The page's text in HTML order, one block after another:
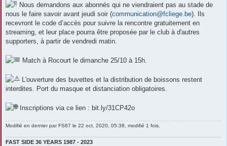
Nous demandons aux abonnés qui ne viendraient pas au stade de
nous le faire savoir avant jeudi soir (communication@fcliege.be). Ils
recevront le code d’accès pour suivre la rencontre gratuitement en
streaming, et leur place pourra être proposée par le club à d'autres
supporters, à partir de vendredi matin.
Match à Rocourt le dimanche 25/10 à 15h.
L'ouverture des buvettes et la distribution de boissons restent
interdites. Port du masque et distanciation obligatoires.
Inscriptions via ce lien : bit.ly/31CP42o
Modifié en dernier parFS87 le 22 oct. 2020, 05:38, modifié 1 fois.
FAST SIDE 36 YEARS 1987 - 2023